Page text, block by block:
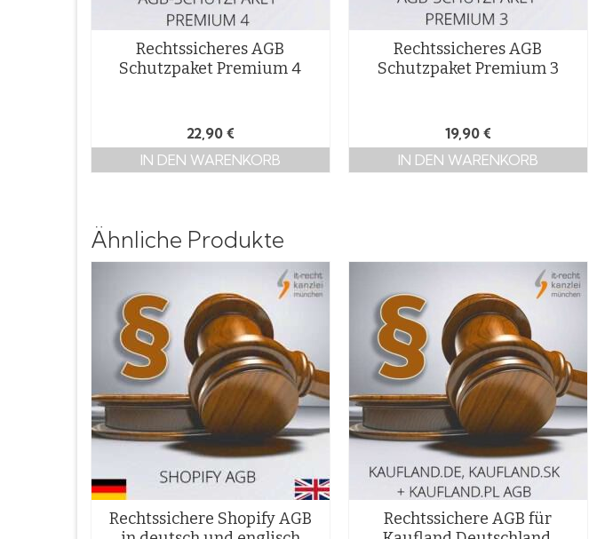
Rechtssicheres AGB
Schutzpaket Premium 4
22,90€
IN DEN WARENKORB
Rechtssicheres AGB
Schutzpaket Premium 3
19,90€
IN DEN WARENKORB
Ähnliche Produkte
Rechtssichere Shopify AGB
Rechtssichere AGB für